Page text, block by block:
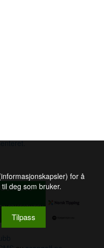
for å
deg som bruker.
Tilpass